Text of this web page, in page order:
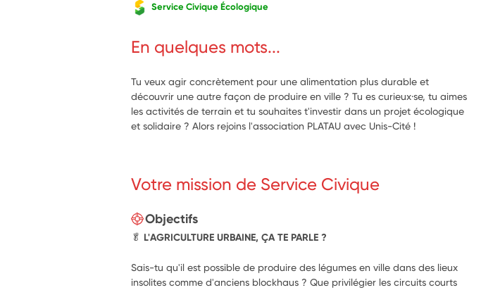
Service Civique Écologique
En quelques mots...
Tu veux agir concrètement pour une alimentation plus durable et
découvrir une autre façon de produire en ville ? Tu es curieux·se, tu aimes
les activités de terrain et tu souhaites t'investir dans un projet écologique
et solidaire ? Alors rejoins l'association PLATAU avec Unis-Cité !
Votre mission de Service Civique
Objectifs
🥬 L'AGRICULTURE URBAINE, ÇA TE PARLE ?
Sais-tu qu'il est possible de produire des légumes en ville dans des lieux
insolites comme d'anciens blockhaus ? Que privilégier les circuits courts